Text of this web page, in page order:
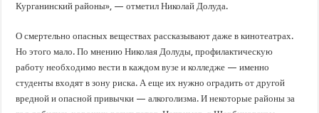
Курганинский районы», — отметил Николай Долуда.
О смертельно опасных веществах рассказывают даже в кинотеатрах.
Но этого мало. По мнению Николая Долуды, профилактическую
работу необходимо вести в каждом вузе и колледже — именно
студенты входят в зону риска. А еще их нужно оградить от другой
вредной и опасной привычки — алкоголизма. И некоторые районы за